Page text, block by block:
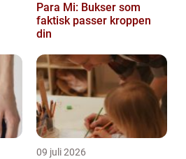
Para Mi: Bukser som
faktisk passer kroppen
din
09 juli 2026